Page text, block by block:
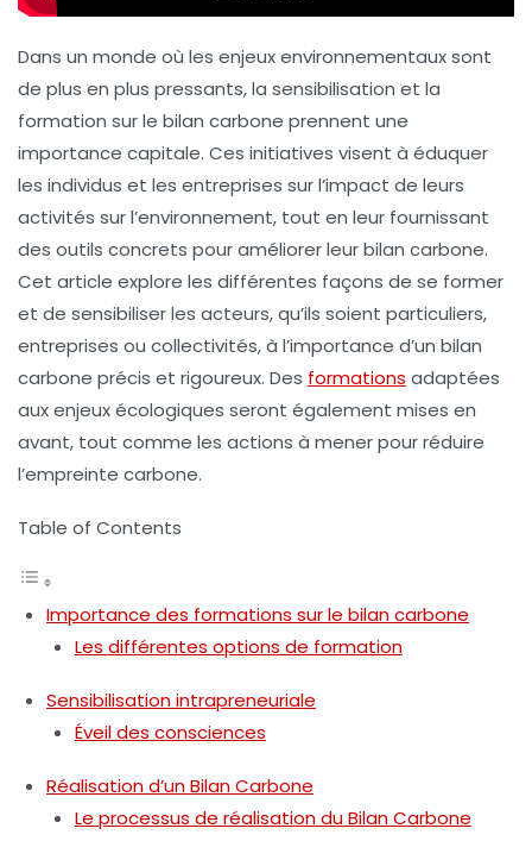
Dans un monde où les enjeux environnementaux sont
de plus en plus pressants, la sensibilisation et la
formation sur le bilan carbone prennent une
importance capitale. Ces initiatives visent à éduquer
les individus et les entreprises sur l’impact de leurs
activités sur l’environnement, tout en leur fournissant
des outils concrets pour améliorer leur bilan carbone.
Cet article explore les différentes façons de se former
et de sensibiliser les acteurs, qu’ils soient particuliers,
entreprises ou collectivités, à l’importance d’un bilan
carbone précis et rigoureux. Des formations adaptées
aux enjeux écologiques seront également mises en
avant, tout comme les actions à mener pour réduire
l’empreinte carbone.
Table of Contents
Importance des formations sur le bilan carbone
Les différentes options de formation
Sensibilisation intrapreneuriale
Éveil des consciences
Réalisation d’un Bilan Carbone
Le processus de réalisation du Bilan Carbone